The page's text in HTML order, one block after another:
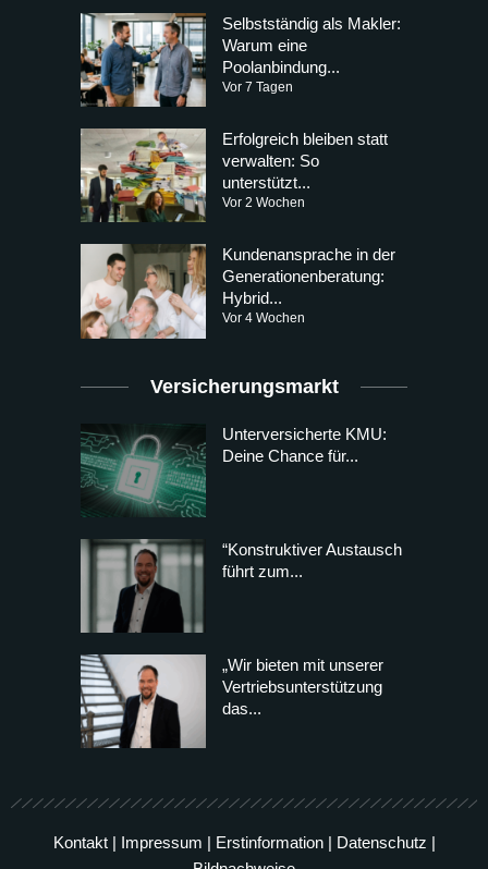
Selbstständig als Makler:
Warum eine
Poolanbindung...
Vor 7 Tagen
Erfolgreich bleiben statt
verwalten: So
unterstützt...
Vor 2 Wochen
Kundenansprache in der
Generationenberatung:
Hybrid...
Vor 4 Wochen
Versicherungsmarkt
Unterversicherte KMU:
Deine Chance für...
“Konstruktiver Austausch
führt zum...
„Wir bieten mit unserer
Vertriebsunterstützung
das...
Kontakt| Impressum Erstinformation| Datenschutz